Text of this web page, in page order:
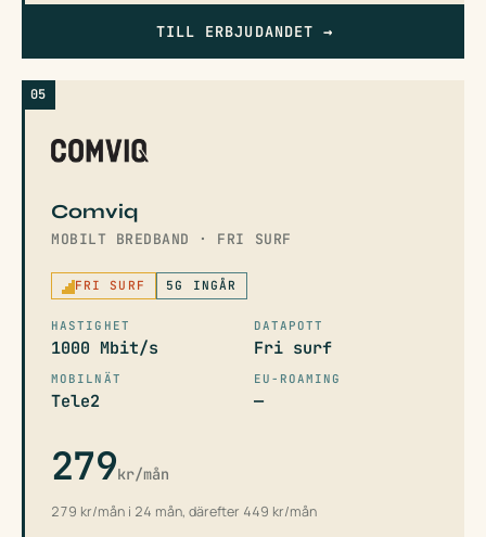
TILL ERBJUDANDET→
05
Comviq
MOBILT BREDBAND · FRI SURF
FRI SURF 5G INGÅR
HASTIGHET
1000 Mbit/s
DATAPOTT
Fri surf
MOBILNÄT
Tele2
EU-ROAMING
—
279kr/mån
279 kr/mån i 24 mån, därefter 449 kr/mån